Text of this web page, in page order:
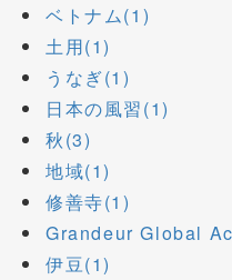
ベトナム(1)
土用(1)
うなぎ(1)
日本の風習(1)
秋(3)
地域(1)
修善寺(1)
Grandeur Global
伊豆(1)